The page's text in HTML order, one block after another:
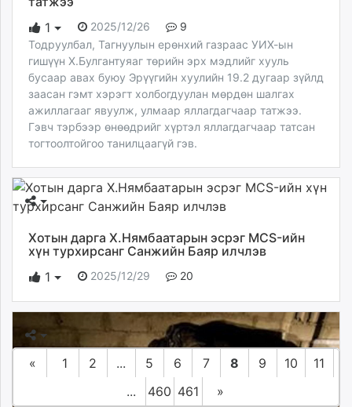
1
2025/12/26
9
Тодруулбал, Тагнуулын ерөнхий газраас УИХ-ын
гишүүн Х.Булгантуяаг төрийн эрх мэдлийг хууль
бусаар авах буюу Эрүүгийн хуулийн 19.2 дугаар зүйлд
заасан гэмт хэрэгт холбогдуулан мөрдөн шалгах
ажиллагааг явуулж, улмаар яллагдагчаар татжээ.
Гэвч тэрбээр өнөөдрийг хүртэл яллагдагчаар татсан
тогтоолтойгоо танилцаагүй гэв.
Хотын дарга Х.Нямбаатарын эсрэг MCS-ийн
хүн турхирсанг Санжийн Баяр илчлэв
1
2025/12/29 20
« 1 2 ... 5 6 7 8 9 10
11
...
460 461 »